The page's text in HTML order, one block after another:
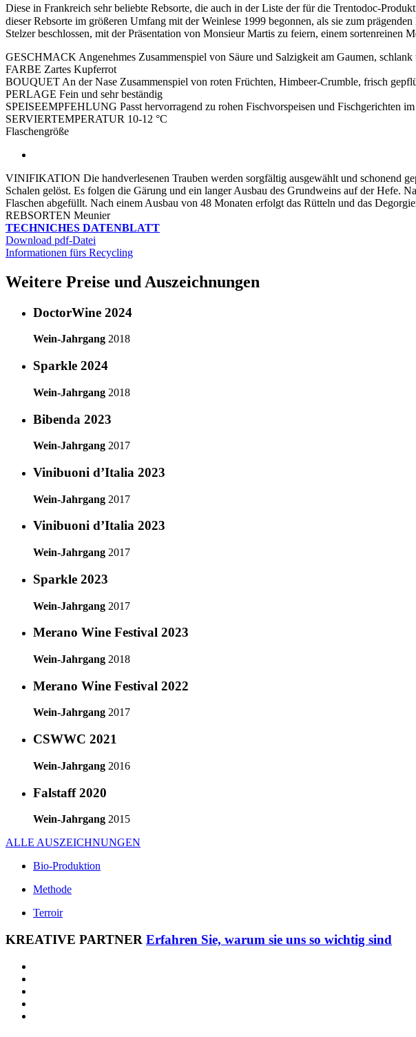
Diese in Frankreich sehr beliebte Rebsorte, die auch in der Liste der für die Trentodoc-
dieser Rebsorte im größeren Umfang mit der Weinlese 1999 begonnen, als sie zum
Stelzer beschlossen, mit der Präsentation von Monsieur Martis zu feiern, einem sortenreinen
GESCHMACK Angenehmes Zusammenspiel von Säure und Salzigkeit am Gaumen,
FARBE Zartes Kupferrot
BOUQUET An der Nase Zusammenspiel von roten Früchten, Himbeer-Crumble, frisch
PERLAGE Fein und sehr beständig
SPEISEEMPFEHLUNG Passt hervorragend zu rohen Fischvorspeisen und Fischgerichten
SERVIERTEMPERATUR 10-12 °C
Flaschengröße
VINIFIKATION Die handverlesenen Trauben werden sorgfältig ausgewählt und schonend
Schalen gelöst. Es folgen die Gärung und ein langer Ausbau des Grundweins auf der Hefe.
Flaschen abgefüllt. Nach einem Ausbau von 48 Monaten erfolgt das Rütteln und das
REBSORTEN Meunier
TECHNICHES DATENBLATT
Download pdf-Datei
Informationen fürs Recycling
Weitere Preise und Auszeichnungen
DoctorWine 2024
Wein-Jahrgang 2018
Sparkle 2024
Wein-Jahrgang 2018
Bibenda 2023
Wein-Jahrgang 2017
Vinibuoni d’Italia 2023
Wein-Jahrgang 2017
Vinibuoni d’Italia 2023
Wein-Jahrgang 2017
Sparkle 2023
Wein-Jahrgang 2017
Merano Wine Festival 2023
Wein-Jahrgang 2018
Merano Wine Festival 2022
Wein-Jahrgang 2017
CSWWC 2021
Wein-Jahrgang 2016
Falstaff 2020
Wein-Jahrgang 2015
ALLE AUSZEICHNUNGEN
Bio-Produktion
Methode
Terroir
KREATIVE PARTNER Erfahren Sie, warum sie uns so wichtig sind